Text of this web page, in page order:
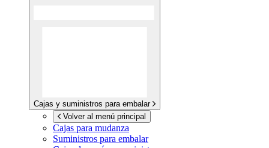
Cajas y suministros para embalar
Volver al menú principal
Cajas para mudanza
Suministros para embalar